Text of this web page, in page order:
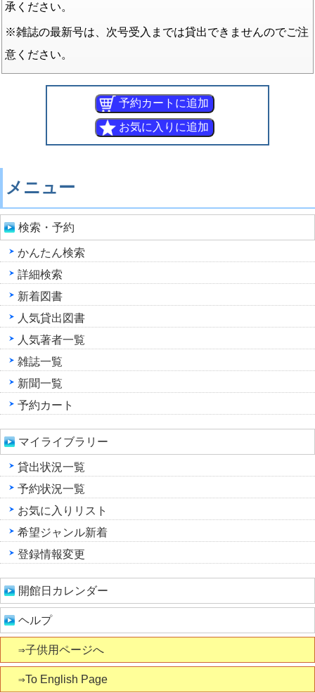
承ください。
※雑誌の最新号は、次号受入までは貸出できませんのでご注
意ください。
メニュー
検索・予約
かんたん検索
詳細検索
新着図書
人気貸出図書
人気著者一覧
雑誌一覧
新聞一覧
予約カート
マイライブラリー
貸出状況一覧
予約状況一覧
お気に入りリスト
希望ジャンル新着
登録情報変更
開館日カレンダー
ヘルプ
⇒子供用ページへ
⇒To English Page